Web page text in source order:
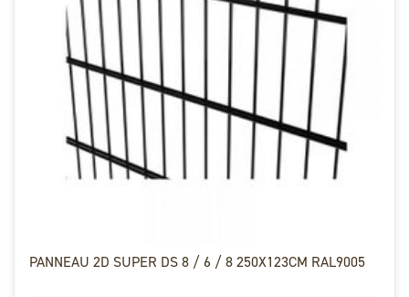
PANNEAU 2D SUPER DS 8 / 6 / 8 250X123CM RAL9005